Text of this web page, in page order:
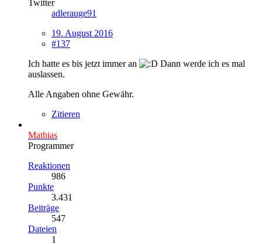
Twitter
adlerauge91
19. August 2016
#137
Ich hatte es bis jetzt immer an
Dann werde ich es mal
auslassen.
Alle Angaben ohne Gewähr.
Zitieren
Mathias
Programmer
Reaktionen
986
Punkte
3.431
Beiträge
547
Dateien
1